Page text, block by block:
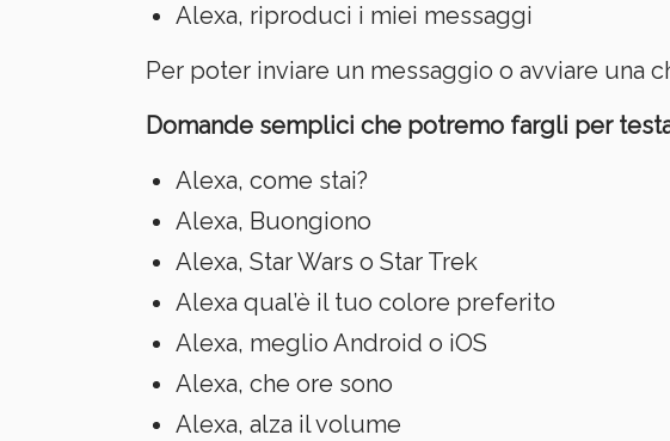
Alexa, riproduci i miei messaggi
Per poter inviare un messaggio o avviare una
Domande semplici che potremo fargli per
Alexa, come stai?
Alexa, Buongiono
Alexa, Star Wars o Star Trek
Alexa qual’è il tuo colore preferito
Alexa, meglio Android o iOS
Alexa, che ore sono
Alexa, alza il volume